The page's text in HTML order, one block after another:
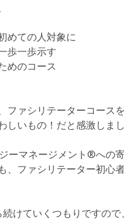
めての人対象に
歩一歩示す
めのコース
ファシリテーターコース
いもの！だと感激しまし
ーマネージメント®️への
、ファシリテーター初心
けていくつもりですの